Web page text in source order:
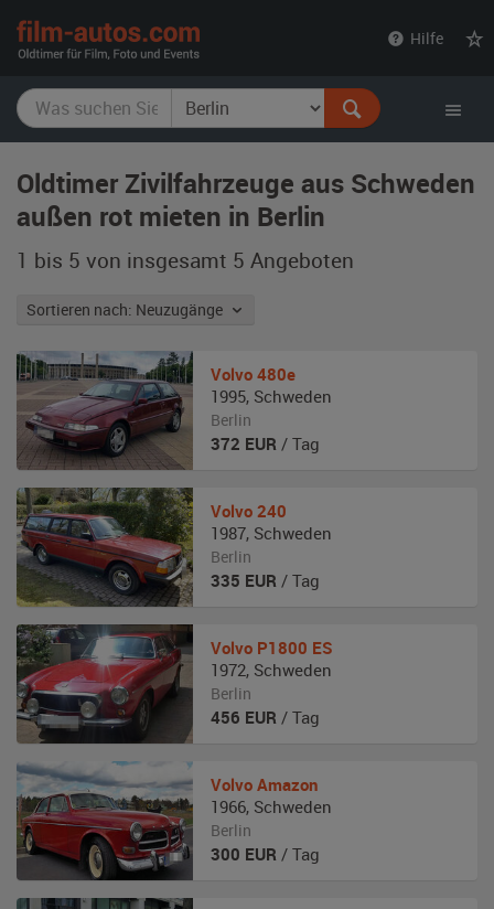
Hilfe
Oldtimer Zivilfahrzeuge aus Schweden
außen rot mieten in Berlin
1 bis 5 von insgesamt 5 Angeboten
Sortieren nach: Neuzugänge
Volvo 480e
1995, Schweden
Berlin
372 EUR / Tag
Volvo 240
1987, Schweden
Berlin
335 EUR / Tag
Volvo P1800 ES
1972, Schweden
Berlin
456 EUR / Tag
Volvo Amazon
1966, Schweden
Berlin
300 EUR / Tag